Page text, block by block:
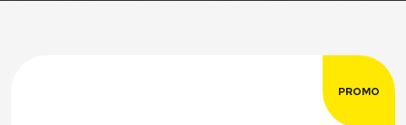
PROMO